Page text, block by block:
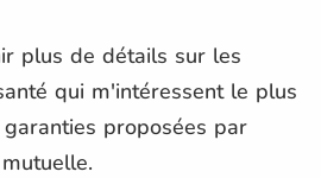
plus de détails sur les
qui m'intéressent le plus
proposées par